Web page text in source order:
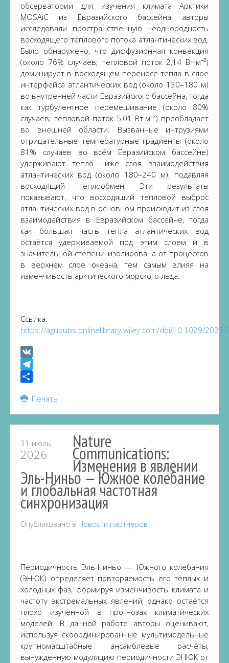
обсерватории для изучения климата Арктики
MOSAiC из Евразийского бассейна авторы
исследовали пространственную неоднородность
восходящего теплового потока атлантических вод.
Было обнаружено, что диффузионная конвекция
(около 76% случаев; тепловой поток 2,14 Вт·м⁻²)
доминирует в восходящем переносе тепла в слое
интерфейса атлантических вод (около 130–180 м)
во внутренней части Евразийского бассейна, тогда
как турбулентное перемешивание (около 80%
случаев; тепловой поток 5,01 Вт·м⁻²) преобладает
во внешней области. Вызванные интрузиями
отрицательные температурные градиенты (около
81% случаев во всём Евразийском бассейне)
удерживают тепло ниже слоя взаимодействия
атлантических вод (около 180–240 м), подавляя
восходящий теплообмен. Эти результаты
показывают, что восходящий тепловой выброс
атлантических вод в основном происходит из слоя
взаимодействия в Евразийском бассейне, тогда
как большая часть тепла атлантических вод
остаётся удерживаемой под этим слоем и в
значительной степени изолирована от процессов
в верхнем слое океана, тем самым влияя на
изменчивость арктического морского льда.
Ссылка:
https://agupubs.onlinelibrary.wiley.com/doi/10.1029/
VK
Telegram
Печать
31 июль
2026
Nature
Communications:
Изменения в явлении
Эль-Ниньо — Южное колебание
и глобальная частотная
синхронизация
Опубликовано в Новости партнеров
Периодичность Эль-Ниньо — Южного колебания
(ЭНЮК) определяет повторяемость его тёплых и
холодных фаз, формируя изменчивость климата и
частоту экстремальных явлений, однако остаётся
плохо изученной в прогнозах климатических
моделей. В данной работе авторы оценивают,
используя скоординированные мультимодельные
крупномасштабные ансамблевые расчёты,
вынужденную модуляцию периодичности ЭНЮК от